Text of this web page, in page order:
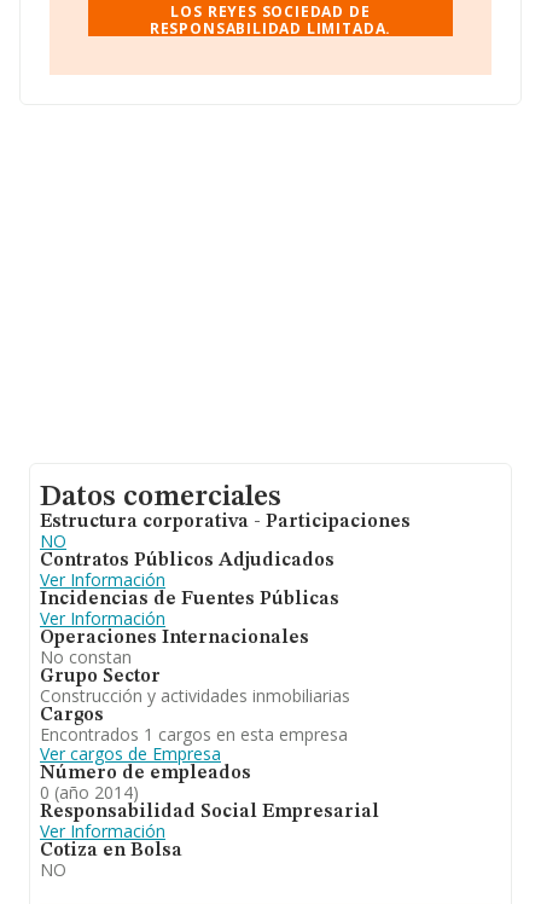
información sobre Sevilla, en la base de datos
INFORMA constan 2432 empresas, cuyas ventas han
fin de ampliar la información relativa al ámbito de la
LOS REYES SOCIEDAD DE
RESPONSABILIDAD LIMITADA.
Datos comerciales
Estructura corporativa - Participaciones
NO
Contratos Públicos Adjudicados
Ver Información
Incidencias de Fuentes Públicas
Ver Información
Operaciones Internacionales
No constan
Grupo Sector
Construcción y actividades inmobiliarias
Cargos
Encontrados 1 cargos en esta empresa
Ver cargos de Empresa
Número de empleados
0 (año 2014)
Responsabilidad Social Empresarial
Ver Información
Cotiza en Bolsa
NO